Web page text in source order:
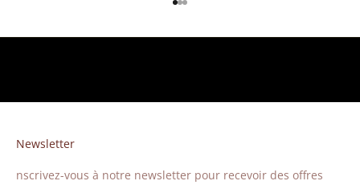
Aller à l'élément 1
Aller à l'élément 2
Aller à l'élément 3
Newsletter
nscrivez-vous à notre newsletter pour recevoir des offres